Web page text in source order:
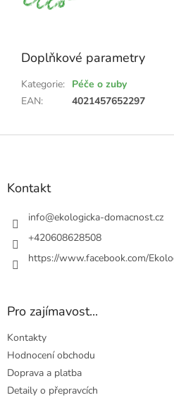
Doplňkové parametry
Kategorie: Péče o zuby
EAN: 4021457652297
Z
Kontakt
info@ekologicka-domacnost.cz
+420608628508
https://www.facebook.com/
Pro zajímavost...
Kontakty
Hodnocení obchodu
Doprava a platba
Detaily o přepravcích